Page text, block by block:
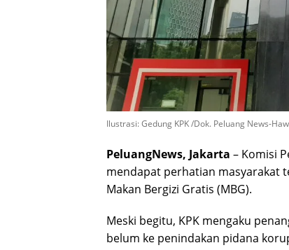
Ilustrasi: Gedung KPK /Dok. Peluang News-
PeluangNews, Jakarta – Komisi
mendapat perhatian masyarakat
Makan Bergizi Gratis (MBG).
Meski begitu, KPK mengaku
belum ke penindakan pidana